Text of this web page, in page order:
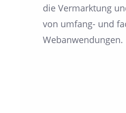
die Vermarktung
von umfang- und
Webanwendungen.